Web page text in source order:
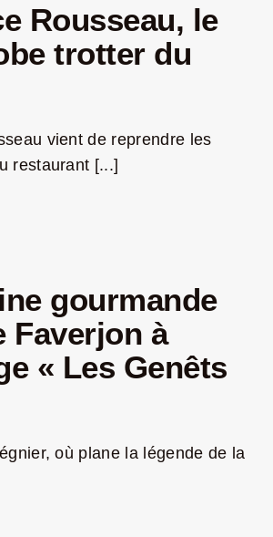
Rousseau, le
trotter du
vient de reprendre les
restaurant [...]
gourmande
Faverjon à
« Les Genêts
où plane la légende de la